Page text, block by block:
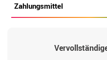
Zahlungsmittel